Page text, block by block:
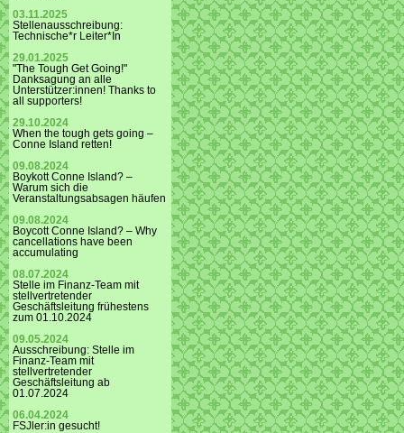
03.11.2025
Stellenausschreibung:
Technische*r Leiter*In
29.01.2025
"The Tough Get Going!"
Danksagung an alle
Unterstützer:innen! Thanks to
all supporters!
29.10.2024
When the tough gets going –
Conne Island retten!
09.08.2024
Boykott Conne Island? –
Warum sich die
Veranstaltungsabsagen häufen
09.08.2024
Boycott Conne Island? – Why
cancellations have been
accumulating
08.07.2024
Stelle im Finanz-Team mit
stellvertretender
Geschäftsleitung frühestens
zum 01.10.2024
09.05.2024
Ausschreibung: Stelle im
Finanz-Team mit
stellvertretender
Geschäftsleitung ab
01.07.2024
06.04.2024
FSJler:in gesucht!